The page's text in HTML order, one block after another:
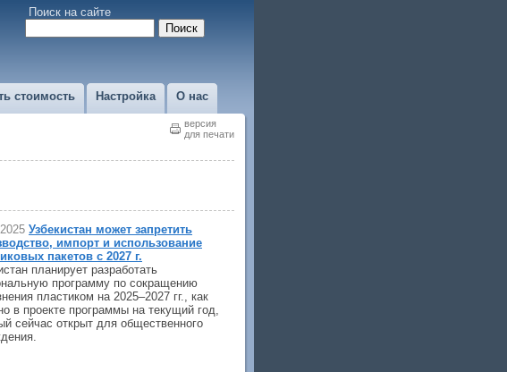
Поиск на сайте
стоимость Настройка О нас
версия
для печати
Узбекистан может запретить
импорт и использование
пакетов с 2027 г.
планирует разработать
программу по сокращению
пластиком на 2025–2027 гг., как
в проекте программы на текущий год,
сейчас открыт для общественного